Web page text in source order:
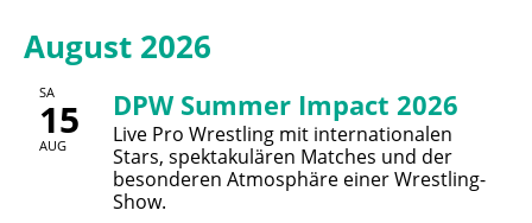
August 2026
SA
15
AUG
DPW Summer Impact 2026
Live Pro Wrestling mit internationalen
Stars, spektakulären Matches und der
besonderen Atmosphäre einer Wrestling-
Show.